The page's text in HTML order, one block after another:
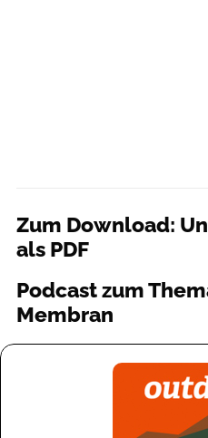
Zum Download:
als PDF
Podcast zum
Membran